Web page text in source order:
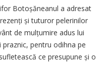
Boto­șăneanul a adresat
și tuturor pelerinilor
de mulțumire adus lui
pentru odihna pe
ce presupune și o